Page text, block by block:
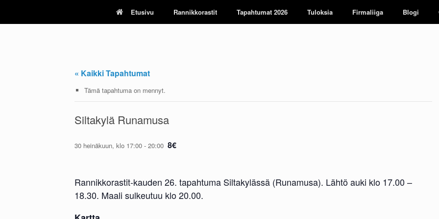
content
Etusivu Rannikkorastit Tapahtumat 2026 Tuloksia Firmaliiga Blogi
« Kaikki Tapahtumat
Tämä tapahtuma on mennyt.
Siltakylä Runamusa
30 heinäkuun, klo 17:00 - 20:00 8€
Rannikkorastit-kauden 26. tapahtuma Siltakylässä (Runamusa). Lähtö auki klo 17.00 –
18.30. Maali sulkeutuu klo 20.00.